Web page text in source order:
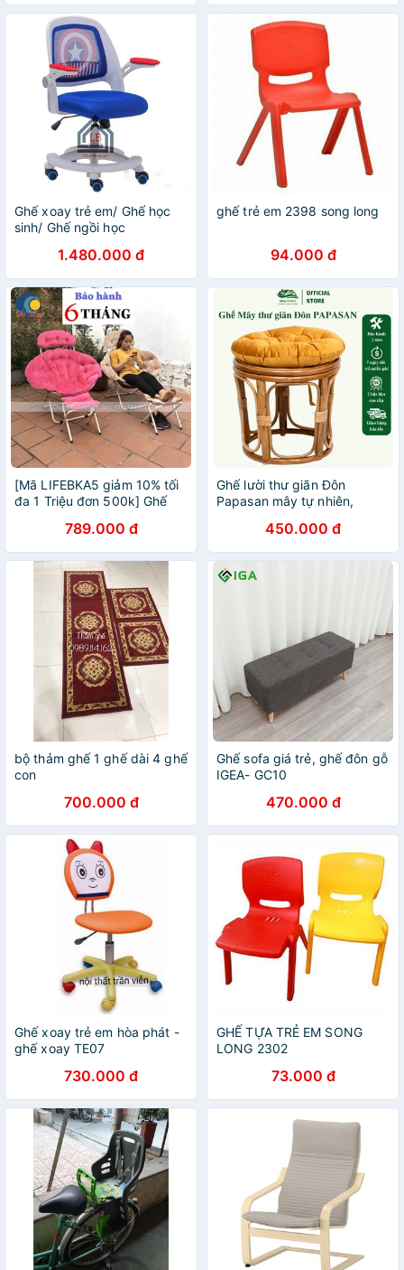
Ghế xoay trẻ em/ Ghế học
sinh/ Ghế ngồi học
1.480.000 đ
ghế trẻ em 2398 song long
94.000 đ
[Mã LIFEBKA5 giảm 10% tối
đa 1 Triệu đơn 500k] Ghế
Ghế Nhỏ Để Chân Ngồi Thư
Giãn, Đọc Sách
789.000 đ
Ghế lười thư giãn Đôn
Papasan mây tự nhiên,
giãn đọc sách, trang trí
phòng khách / HealHomes
450.000 đ
bộ thảm ghế 1 ghế dài 4 ghế
con
700.000 đ
Ghế sofa giá trẻ, ghế đôn gỗ
IGEA- GC10
470.000 đ
Ghế xoay trẻ em hòa phát -
ghế xoay TE07
730.000 đ
GHẾ TỰA TRẺ EM SONG
LONG 2302
73.000 đ